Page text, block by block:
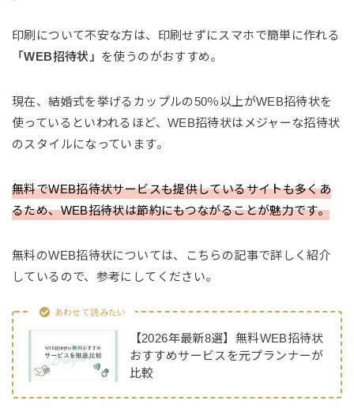
印刷について不安な方は、印刷せずにスマホで簡単に作れる
「WEB招待状」 を使うのがおすすめ。
現在、結婚式を挙げるカップルの50％以上がWEB招待状を
使っているといわれるほど、WEB招待状はメジャーな招待状
のスタイルになっています。
無料でWEB招待状サービスも提供しているサイトも多くあ
るため、WEB招待状は節約にもつながることが魅力です。
無料のWEB招待状については、こちらの記事で詳しく紹介
しているので、参考にしてください。
あわせて読みたい
【2026年最新8選】無料WEB招待状
おすすめサービスを元プランナーが
比較